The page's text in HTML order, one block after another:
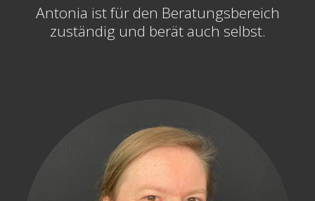
Antonia ist für den Beratungsbereich
zuständig und berät auch selbst.